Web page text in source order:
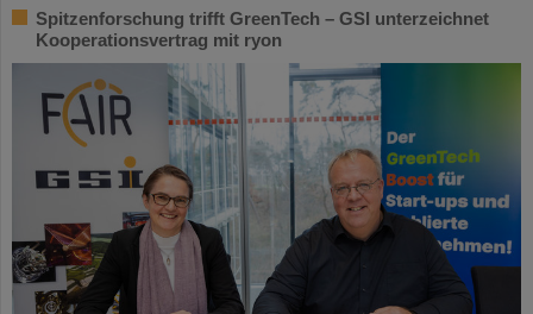
Spitzenforschung trifft GreenTech – GSI unterzeichnet
Kooperationsvertrag mit ryon